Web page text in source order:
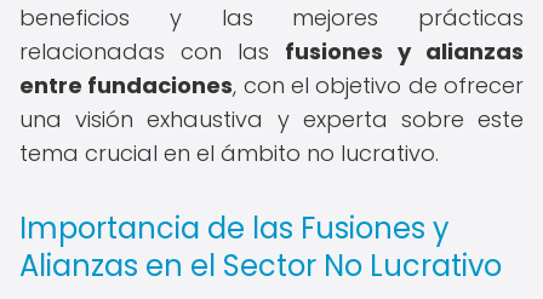
beneficios y las mejores prácticas
relacionadas con las fusiones y alianzas
entre fundaciones, con el objetivo de ofrecer
una visión exhaustiva y experta sobre este
tema crucial en el ámbito no lucrativo.
Importancia de las Fusiones y
Alianzas en el Sector No Lucrativo